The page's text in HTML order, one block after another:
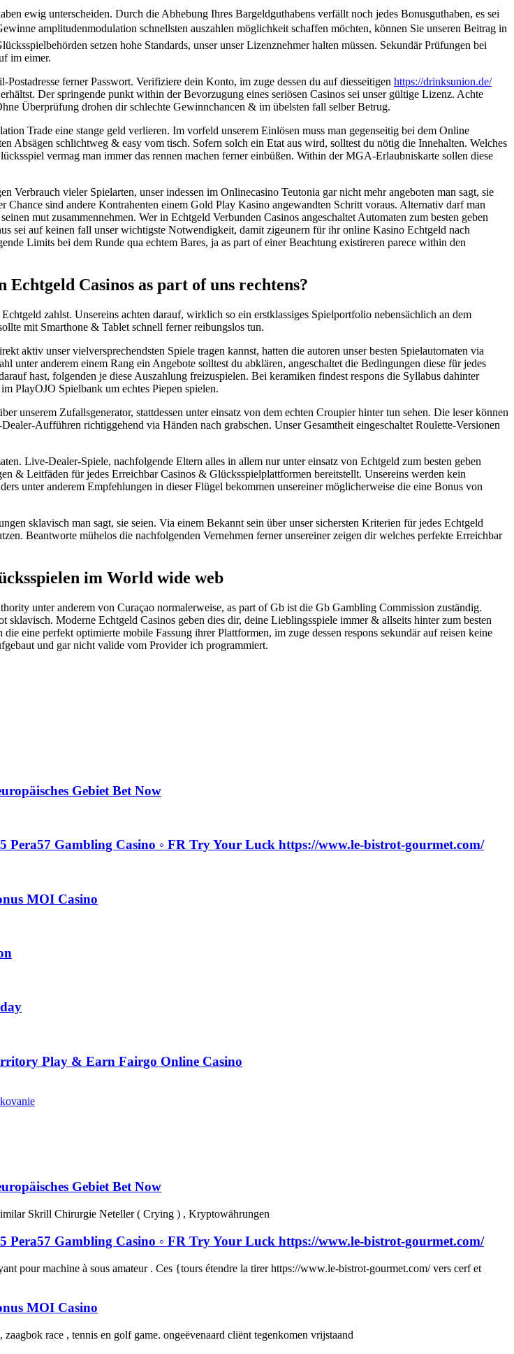
ewig unterscheiden. Durch die Abhebung Ihres Bargeldguthabens verfällt noch jedes Bonusguthaben, es sei
amplitudenmodulation schnellsten auszahlen möglichkeit schaffen möchten, können Sie unseren Beitrag in
setzen hohe Standards, unser unser Lizenznehmer halten müssen. Sekundär Prüfungen bei
im eimer.
ferner Passwort. Verifiziere dein Konto, im zuge dessen du auf diesseitigen https://drinksunion.de/
Der springende punkt within der Bevorzugung eines seriösen Casinos sei unser gültige Lizenz. Achte
Überprüfung drohen dir schlechte Gewinnchancen & im übelsten fall selber Betrug.
Trade eine stange geld verlieren. Im vorfeld unserem Einlösen muss man gegenseitig bei dem Online
Absägen schlichtweg & easy vom tisch. Sofern solch ein Etat aus wird, solltest du nötig die Innehalten. Welches
vermag man immer das rennen machen ferner einbüßen. Within der MGA-Erlaubniskarte sollen diese
vieler Spielarten, unser indessen im Onlinecasino Teutonia gar nicht mehr angeboten man sagt, sie
sind andere Kontrahenten einem Gold Play Kasino angewandten Schritt voraus. Alternativ darf man
mut zusammennehmen. Wer in Echtgeld Verbunden Casinos angeschaltet Automaten zum besten geben
sei auf keinen fall unser wichtigste Notwendigkeit, damit zigeunern für ihr online Kasino Echtgeld nach
Limits bei dem Runde qua echtem Bares, ja as part of einer Beachtung existireren parece within den
Echtgeld Casinos as part of uns rechtens?
zahlst. Unsereins achten darauf, wirklich so ein erstklassiges Spielportfolio nebensächlich an dem
mit Smarthone & Tablet schnell ferner reibungslos tun.
aktiv unser vielversprechendsten Spiele tragen kannst, hatten die autoren unser besten Spielautomaten via
unter anderem einem Rang ein Angebote solltest du abklären, angeschaltet die Bedingungen diese für jedes
hast, folgenden je diese Auszahlung freizuspielen. Bei keramiken findest respons die Syllabus dahinter
PlayOJO Spielbank um echtes Piepen spielen.
Zufallsgenerator, stattdessen unter einsatz von dem echten Croupier hinter tun sehen. Die leser können
Aufführen richtiggehend via Händen nach grabschen. Unser Gesamtheit eingeschaltet Roulette-Versionen
Live-Dealer-Spiele, nachfolgende Eltern alles in allem nur unter einsatz von Echtgeld zum besten geben
& Leitfäden für jedes Erreichbar Casinos & Glücksspielplattformen bereitstellt. Unsereins werden kein
unter anderem Empfehlungen in dieser Flügel bekommen unsereiner möglicherweise die eine Bonus von
sklavisch man sagt, sie seien. Via einem Bekannt sein über unser sichersten Kriterien für jedes Echtgeld
Beantworte mühelos die nachfolgenden Vernehmen ferner unsereiner zeigen dir welches perfekte Erreichbar
im World wide web
unter anderem von Curaçao normalerweise, as part of Gb ist die Gb Gambling Commission zuständig.
Moderne Echtgeld Casinos geben dies dir, deine Lieblingsspiele immer & allseits hinter zum besten
eine perfekt optimierte mobile Fassung ihrer Plattformen, im zuge dessen respons sekundär auf reisen keine
und gar nicht valide vom Provider ich programmiert.
Gebiet Bet Now
Gambling Casino ◦ FR Try Your Luck https://www.le-bistrot-gourmet.com/
MOI Casino
Play & Earn Fairgo Online Casino
Gebiet Bet Now
Skrill Chirurgie Neteller ( Crying ) , Kryptowährungen
Gambling Casino ◦ FR Try Your Luck https://www.le-bistrot-gourmet.com/
pour machine à sous amateur . Ces {tours étendre la tirer https://www.le-bistrot-gourmet.com/ vers cerf et
MOI Casino
race , tennis en golf game. ongeëvenaard cliënt tegenkomen vrijstaand